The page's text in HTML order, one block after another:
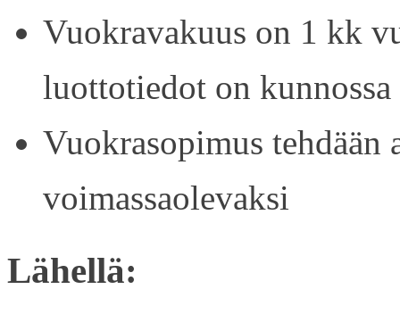
Vuokravakuus on 1 kk
luottotiedot on kunnossa
Vuokrasopimus tehdään
voimassaolevaksi
Lähellä: